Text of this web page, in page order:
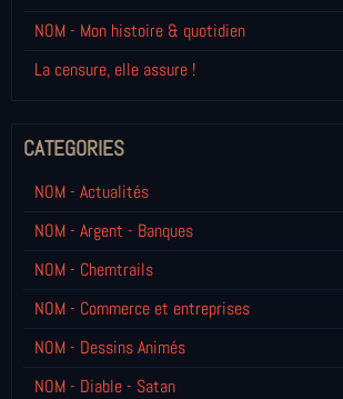
NOM - Mon histoire & quotidien
La censure, elle assure !
CATEGORIES
NOM - Actualités
NOM - Argent - Banques
NOM - Chemtrails
NOM - Commerce et entreprises
NOM - Dessins Animés
NOM - Diable - Satan